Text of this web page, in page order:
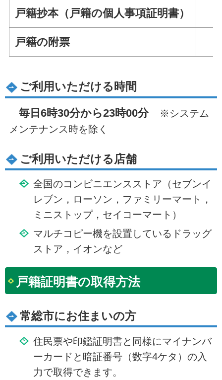
戸籍抄本（戸籍の個人事項証明書）
戸籍の附票
ご利用いただける時間
毎日6時30分から23時00分
※システム
メンテナンス時を除く
ご利用いただける店舗
全国のコンビニエンスストア（セブンイ
レブン，ローソン，ファミリーマート，
ミニストップ，セイコーマート）
マルチコピー機を設置しているドラッグ
ストア，イオンなど
戸籍証明書の取得方法
常総市にお住まいの方
住民票や印鑑証明書と同様にマイナンバ
ーカードと暗証番号（数字4ケタ）の入
力で取得できます。